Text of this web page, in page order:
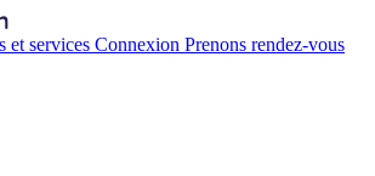
et services Connexion Prenons rendez-vous